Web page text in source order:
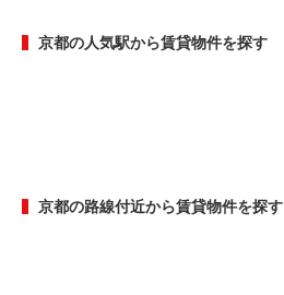
京都の人気駅から賃貸物件を探す
京都の路線付近から賃貸物件を探す